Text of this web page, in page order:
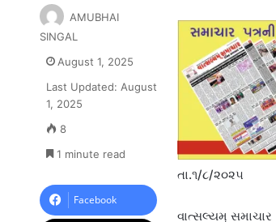
તા.૧/૮/૨૦૨૫
વાત્સલ્યમ્ સમાચાર
AMUBHAI
SINGAL
August 1, 2025
Last Updated: August
1, 2025
8
1 minute read
Facebook